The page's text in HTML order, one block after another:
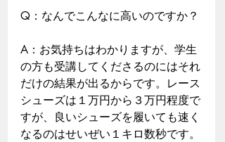
Q：なんでこんなに高いのですか？
A：お気持ちはわかりますが、学生
の方も受講してくださるのにはそれ
だけの結果が出るからです。レース
シューズは１万円から３万円程度で
すが、良いシューズを履いても速く
なるのはせいぜい１キロ数秒です。